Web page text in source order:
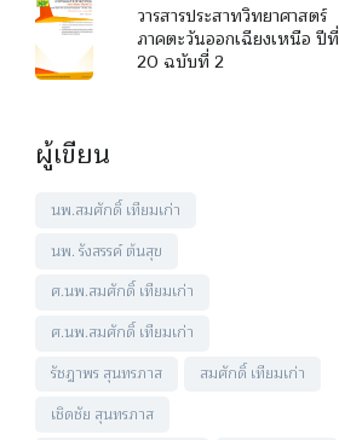
วารสารประสาทวิทยาศาสตร์
ภาคตะวันออกเฉียงเหนือ ปีที่
20 ฉบับที่ 2
ผู้เขียน
นพ.สมศักดิ์ เทียมเก่า
นพ. รังสรรค์ ต้นสุข
ศ.นพ.สมศักดิ์ เทียมเก่า
ศ.นพ.สมศักดิ์ เทียมเก่า
รัชฎาพร สุนทรภาส
สมศักดิ์ เทียมเก่า
เชิดชัย สุนทรภาส